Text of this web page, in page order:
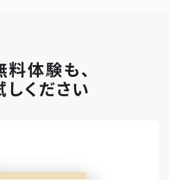
体験も、
ください